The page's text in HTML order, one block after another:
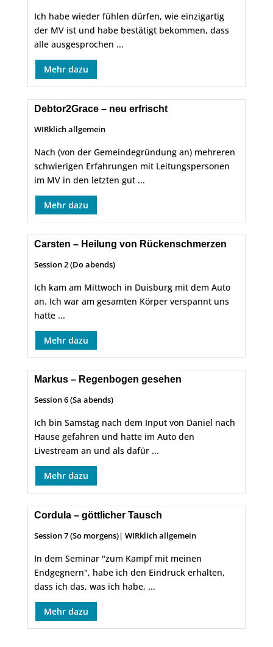
Ich habe wieder fühlen dürfen, wie einzigartig
der MV ist und habe bestätigt bekommen, dass
alle ausgesprochen ...
Mehr dazu
Debtor2Grace – neu erfrischt
WIRklich allgemein
Nach (von der Gemeindegründung an) mehreren
schwierigen Erfahrungen mit Leitungspersonen
im MV in den letzten gut ...
Mehr dazu
Carsten – Heilung von Rückenschmerzen
Session 2 (Do abends)
Ich kam am Mittwoch in Duisburg mit dem Auto
an. Ich war am gesamten Körper verspannt uns
hatte ...
Mehr dazu
Markus – Regenbogen gesehen
Session 6 (Sa abends)
Ich bin Samstag nach dem Input von Daniel nach
Hause gefahren und hatte im Auto den
Livestream an und als dafür ...
Mehr dazu
Cordula – göttlicher Tausch
Session 7 (So morgens)| WIRklich allgemein
In dem Seminar "zum Kampf mit meinen
Endgegnern", habe ich den Eindruck erhalten,
dass ich das, was ich habe, ...
Mehr dazu